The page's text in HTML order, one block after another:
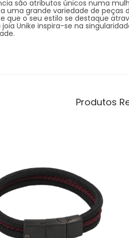
são atributos únicos numa
uma grande variedade de peças
que o seu estilo se destaque
joia Unike inspira-se na
Produtos